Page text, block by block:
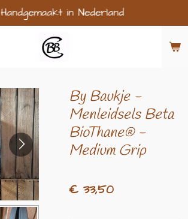
Handgemaakt in Nederland
By Baukje -
Menleidsels Beta
BioThane® -
Medium Grip
€ 33,50